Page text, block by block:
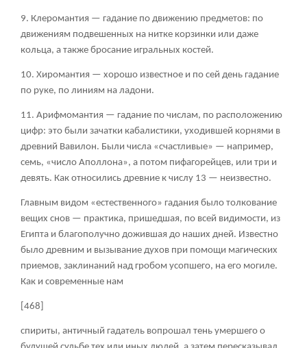
9. Клеромантия — гадание по движению предметов: по
движениям подвешенных на нитке корзинки или даже
кольца, а также бросание игральных костей.
10. Хиромантия — хорошо известное и по сей день гадание
по руке, по линиям на ладони.
11. Арифмомантия — гадание по числам, по расположению
цифр: это были зачатки кабалистики, уходившей корнями в
древний Вавилон. Были числа «счастливые» — например,
семь, «число Аполлона», а потом пифагорейцев, или три и
девять. Как относились древние к числу 13 — неизвестно.
Главным видом «естественного» гадания было толкование
вещих снов — практика, пришедшая, по всей видимости, из
Египта и благополучно дожившая до наших дней. Известно
было древним и вызывание духов при помощи магических
приемов, заклинаний над гробом усопшего, на его могиле.
Как и современные нам
[468]
спириты, античный гадатель вопрошал тень умершего о